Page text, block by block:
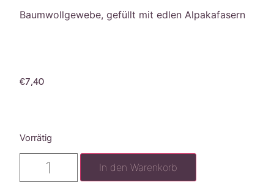
Baumwollgewebe, gefüllt mit edlen Alpakafasern
€7,40
Vorrätig
In den Warenkorb